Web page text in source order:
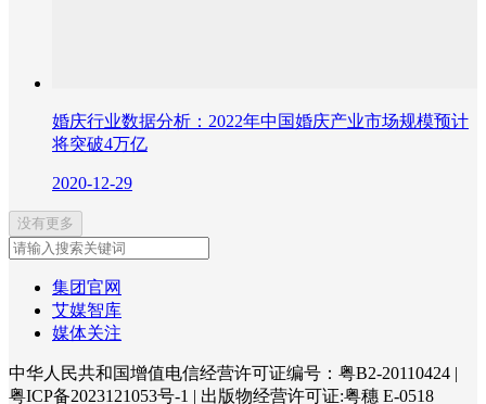
婚庆行业数据分析：2022年中国婚庆产业市场规模预计
将突破4万亿
2020-12-29
没有更多
集团官网
艾媒智库
媒体关注
中华人民共和国增值电信经营许可证编号：粤B2-20110424 |
粤ICP备2023121053号-1 | 出版物经营许可证:粤穗 E-0518